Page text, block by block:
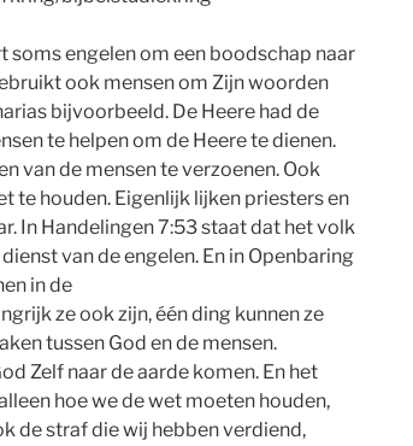
soms engelen om een boodschap naar
ook mensen om Zijn woorden
bijvoorbeeld. De Heere had de
te helpen om de Heere te dienen.
van de mensen te verzoenen. Ook
te houden. Eigenlijk lijken priesters en
In Handelingen 7:53 staat dat het volk
van de engelen. En in Openbaring
in de
ze ook zijn, één ding kunnen ze
tussen God en de mensen.
Zelf naar de aarde komen. En het
hoe we de wet moeten houden,
de straf die wij hebben verdiend,